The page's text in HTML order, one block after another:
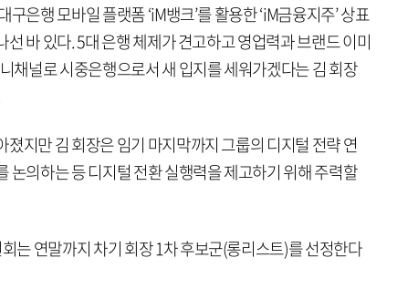
은행 모바일 플랫폼 ‘iM뱅크’를 활용한 ‘iM금융지주’ 상표
바 있다. 5대 은행 체제가 견고하고 영업력과 브랜드 이미
채널로 시중은행으로서 새 입지를 세워가겠다는 김 회장
지만 김 회장은 임기 마지막까지 그룹의 디지털 전략 연
논의하는 등 디지털 전환 실행력을 제고하기 위해 주력할
는 연말까지 차기 회장 1차 후보군(롱리스트)를 선정한다